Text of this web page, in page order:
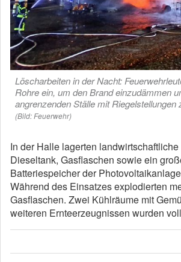
Löscharbeiten in der Nacht:
Rohre ein, um den Brand einzudämmen
angrenzenden Ställe mit Riegelstellungen
(Bild: Feuerwehr)
In der Halle lagerten
Dieseltank, Gasflaschen sowie ein
Batteriespeicher der
Während des Einsatzes explodierten
Gasflaschen. Zwei Kühlräume mit
weiteren Ernteerzeugnissen wurden